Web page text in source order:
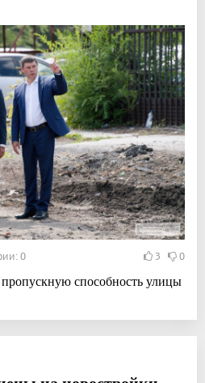
0 3 0
способность улицы